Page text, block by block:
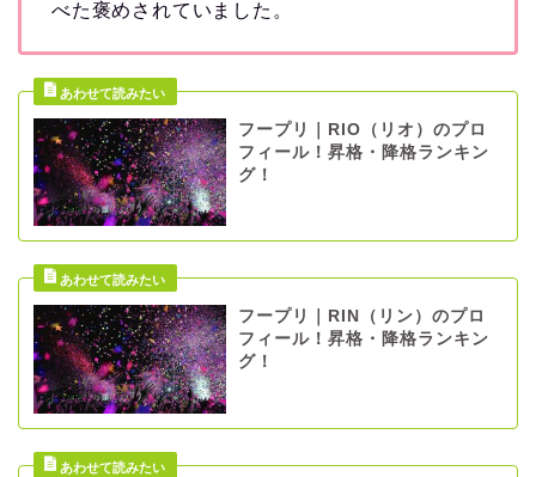
べた褒めされていました。
フープリ｜RIO（リオ）のプロ
フィール！昇格・降格ランキン
グ！
フープリ｜RIN（リン）のプロ
フィール！昇格・降格ランキン
グ！